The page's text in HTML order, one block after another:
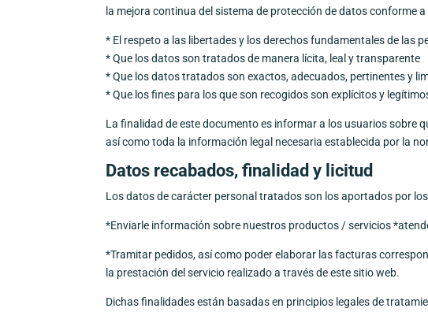
la mejora continua del sistema de protección de datos conforme
* El respeto a las libertades y los derechos fundamentales de las
* Que los datos son tratados de manera lícita, leal y transparente
* Que los datos tratados son exactos, adecuados, pertinentes y
* Que los fines para los que son recogidos son explícitos y
La finalidad de este documento es informar a los usuarios sobre
así como toda la información legal necesaria establecida por la
Datos recabados, finalidad y licitud
Los datos de carácter personal tratados son los aportados por
*Enviarle información sobre nuestros productos / servicios
*Tramitar pedidos, así como poder elaborar las facturas
la prestación del servicio realizado a través de este sitio web.
Dichas finalidades están basadas en principios legales de